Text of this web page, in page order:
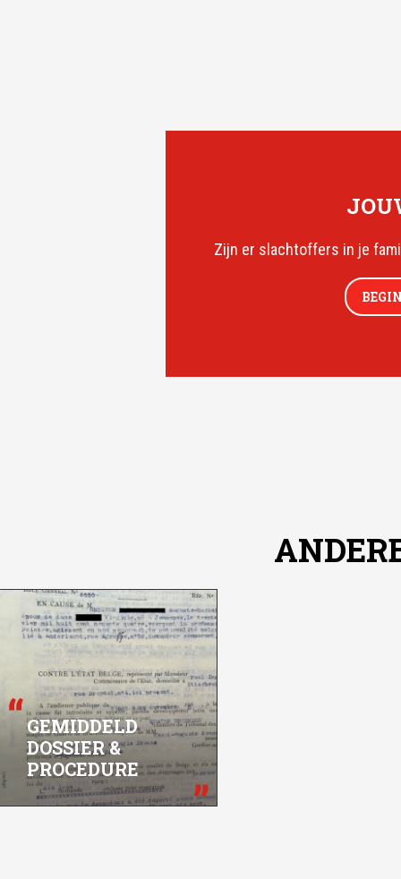
Zijn er slachtoffers in je
GEMIDDELD
DOSSIER &
PROCEDURE